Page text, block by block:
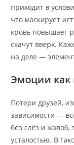
приходит в
что маскирует
кровь повышает
скачут вверх.
на деле —
Эмоции как
Потери друзей,
зависимости —
без слёз и жалоб,
усталостью. В